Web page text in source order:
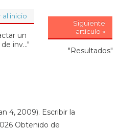
al inicio
un
inv..."
Siguiente
artículo »
"Resultados"
4, 2009). Escribir la
Obtenido de